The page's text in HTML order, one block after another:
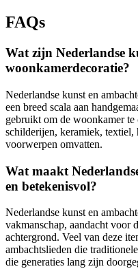
FAQs
Wat zijn Nederlandse
woonkamerdecoratie?
Nederlandse kunst en
een breed scala aan
gebruikt om de woonkamer
schilderijen, keramiek, textiel,
voorwerpen omvatten.
Wat maakt
en betekenisvol?
Nederlandse kunst en
vakmanschap, aandacht voor
achtergrond. Veel van deze
ambachtslieden die
die generaties lang zijn